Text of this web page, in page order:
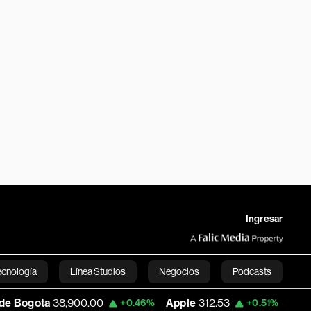
Ingresar
Línea Studios Negocios Podcasts
English+0.46% Apple 312.53 +0.51% USD COP 3,159.39